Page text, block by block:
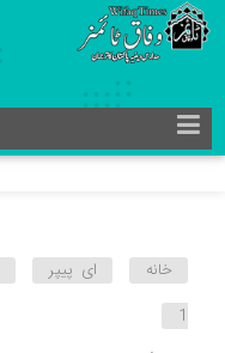
خانه ای پیپر
1